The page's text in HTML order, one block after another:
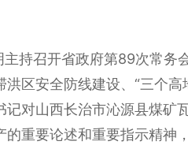
召开省政府第89次常务
区安全防线建设、“三个
山西长治市沁源县煤矿
重要论述和重要指示精神